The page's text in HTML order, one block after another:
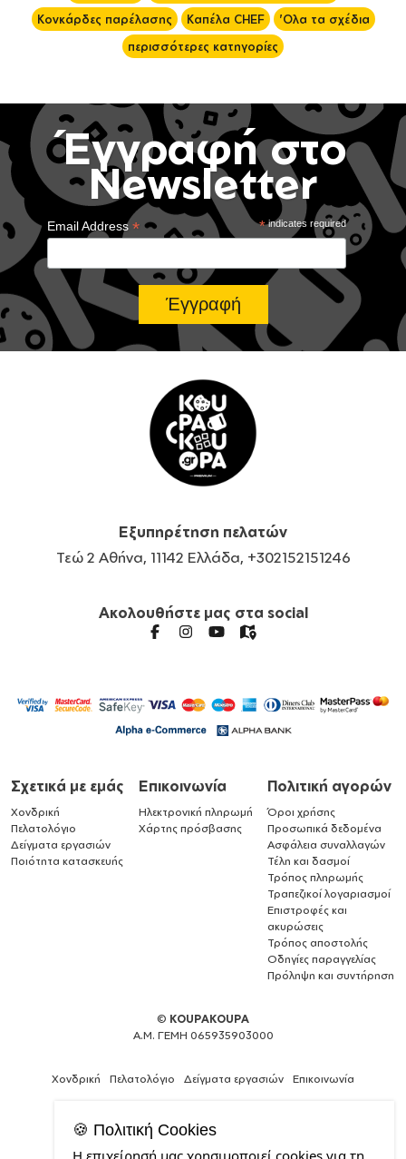
Κονκάρδες παρέλασης
Καπέλα CHEF
'Ολα τα σχέδια
περισσότερες κατηγορίες
Έγγραφή στο
Newsletter
*indicates required
Email Address*
Εξυπηρέτηση πελατών
Τεώ 2 Αθήνα, 11142 Ελλάδα, +302152151246
Ακολουθήστε μας στα social
Σχετικά με εμάς
Χονδρική
Πελατολόγιο
Δείγματα εργασιών
Ποιότητα κατασκευής
Επικοινωνία
Ηλεκτρονική πληρωμή
Χάρτης πρόσβασης
Πολιτική αγορών
Όροι χρήσης
Προσωπικά δεδομένα
Ασφάλεια συναλλαγών
Τέλη και δασμοί
Τρόπος πληρωμής
Τραπεζικοί λογαριασμοί
Επιστροφές και
ακυρώσεις
Τρόπος αποστολής
Οδηγίες παραγγελίας
Πρόληψη και συντήρηση
© KOUPAKOUPA
Α.Μ. ΓΕΜΗ 065935903000
Χονδρική Πελατολόγιο Δείγματα εργασιών Επικοινωνία
🍪 Πολιτική Cookies
Η επιχείρησή μας χρησιμοποιεί cookies για τη